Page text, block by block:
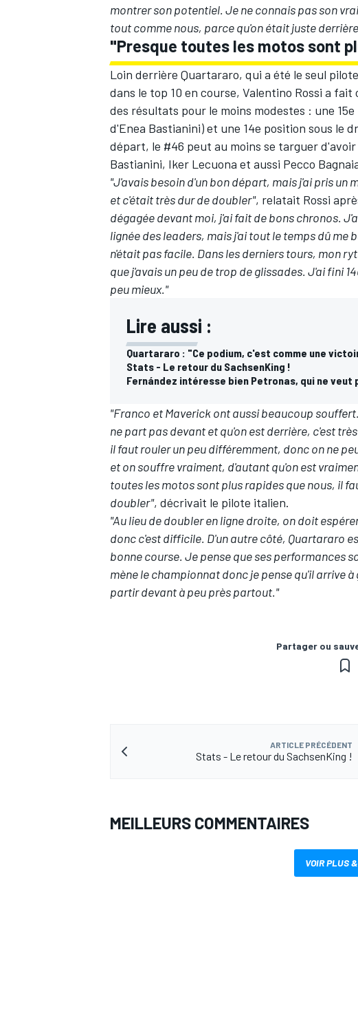
AUTRES CHAMPIONNATS
montrer son potentiel. Je ne connais pas son
tout comme nous, parce qu'on était juste
"Presque toutes les motos sont
Loin derrière Quartararo, qui a été le seul
dans le top 10 en course, Valentino Rossi a fait
des résultats pour le moins modestes : une 15e
d'Enea Bastianini) et une 14e position sous le
départ, le #46 peut au moins se targuer
Bastianini, Iker Lecuona et aussi Pecco
"J'avais besoin d'un bon départ, mais j'ai pris un
et c'était très dur de doubler", relatait Rossi
dégagée devant moi, j'ai fait de bons chronos.
lignée des leaders, mais j'ai tout le temps dû
n'était pas facile. Dans les derniers tours, mon
que j'avais un peu de trop de glissades. J'ai fini
peu mieux."
Lire aussi :
Quartararo : "Ce podium, c'est comme une
Stats - Le retour du SachsenKing !
Fernández intéresse bien Petronas, qui ne
"Franco et Maverick ont aussi beaucoup
ne part pas devant et qu'on est derrière, c'est
il faut rouler un peu différemment, donc on ne
et on souffre vraiment, d'autant qu'on est
toutes les motos sont plus rapides que nous, il
doubler", décrivait le pilote italien.
"Au lieu de doubler en ligne droite, on doit
donc c'est difficile. D'un autre côté, Quartararo
bonne course. Je pense que ses performances
mène le championnat donc je pense qu'il arrive
partir devant à peu près partout."
Partager ou
ARTICLE PRÉCÉDENT
Stats - Le retour du SachsenKing !
MEILLEURS COMMENTAIRES
VOIR PLUS